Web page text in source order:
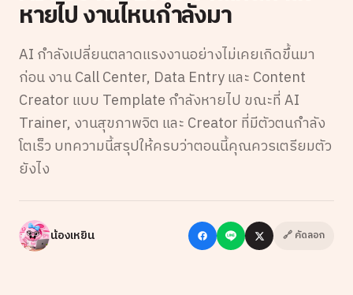
หายไป งานไหนกำลังมา
AI กำลังเปลี่ยนตลาดแรงงานอย่างไม่เคยเกิดขึ้นมา
ก่อน งาน Call Center, Data Entry และ Content
Creator แบบ Template กำลังหายไป ขณะที่ AI
Trainer, งานสุขภาพจิต และ Creator ที่มีตัวตนกำลัง
โตเร็ว บทความนี้สรุปให้ครบว่าตอนนี้คุณควรเตรียมตัว
ยังไง
น้องเหยิน 🔗 คัดลอก